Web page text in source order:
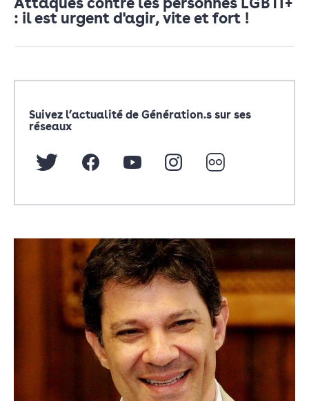
: il est urgent d'agir, vite et fort !
Suivez l’actualité de Génération.s sur ses
réseaux